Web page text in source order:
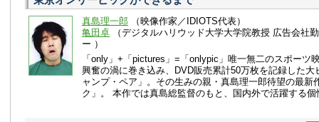
真島理一郎 （映像作家／IDIOTS代表）
亀田卓 （デジタルハリウッド大学大学院教授 広告会社
ー ）
「only」+「pictures」=「onlypic」唯一無二のスポーツ
興奮の渦に巻き込み、DVD販売累計50万枚を記録した大
ャンプ・ペア」。その生みの親・真島理一郎待望の最新
ク」。 本作では真島総監督のもと、国内外で活躍する